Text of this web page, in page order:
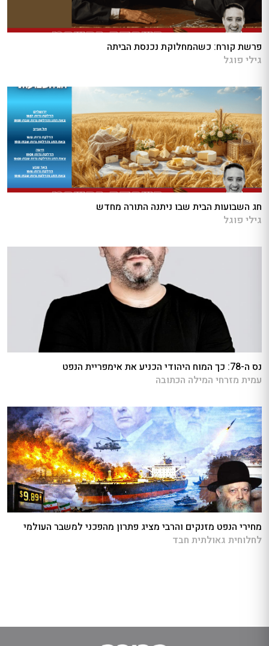
פרשת קורח: כשהמחלוקת נכנסת הביתה
גילי פוגל
חג השבועות הבית שבו ניתנה התורה מחדש
גילי פוגל
נס ה-78: כך המוח היהודי הכניע את אימפריית הנפט
עמית מזרחי המילה הכתובה
מחירי הנפט מזנקים והרבי מציג פתרון מהפכני למשבר העולמי
לחלוחית גאולתית חבד